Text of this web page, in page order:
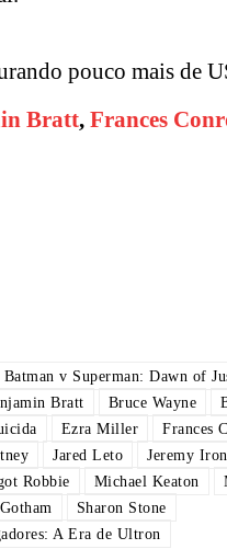
pouco mais de
Bratt, Frances
Batman v Superman: Dawn of
Bratt Bruce Wayne
Ezra Miller
Frances
Jared Leto
Jeremy
Robbie Michael Keaton
Sharon Stone
A Era de Ultron